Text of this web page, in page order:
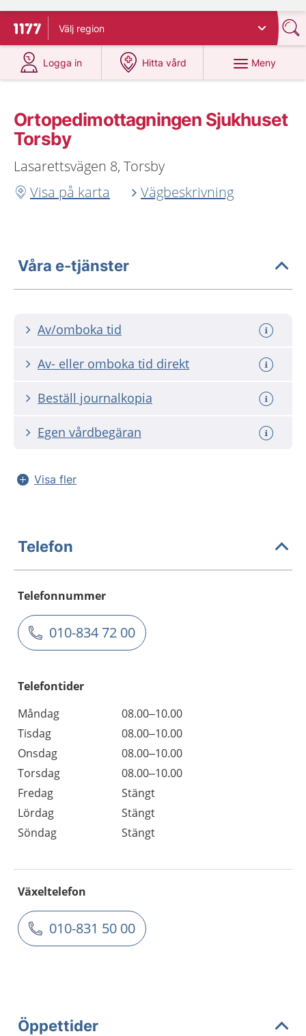
Till startsidan för 1177
Välj region
Logga in
på 1177.se
Hitta vård
på 1177.se
Meny
Ortopedimottagningen Sjukhuset
Torsby
Lasarettsvägen 8, Torsby
Visa på karta
Vägbeskrivning
Våra e-tjänster
Av/omboka tid
Av- eller omboka tid direkt
Beställ journalkopia
Egen vårdbegäran
Visa fler
Telefon
Telefonnummer
010-834 72 00
Telefontider
Måndag
08.00–10.00
Tisdag
08.00–10.00
Onsdag
08.00–10.00
Torsdag
08.00–10.00
Fredag
Stängt
Lördag
Stängt
Söndag
Stängt
Växeltelefon
010-831 50 00
Öppettider